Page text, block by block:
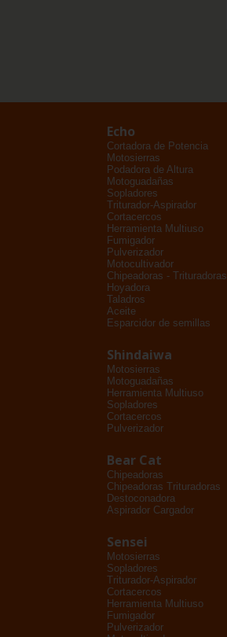
Echo
Cortadora de Potencia
Motosierras
Podadora de Altura
Motoguadañas
Sopladores
Triturador-Aspirador
Cortacercos
Herramienta Multiuso
Fumigador
Pulverizador
Motocultivador
Chipeadoras - Trituradoras
Hoyadora
Taladros
Aceite
Esparcidor de semillas
Shindaiwa
Motosierras
Motoguadañas
Herramienta Multiuso
Sopladores
Cortacercos
Pulverizador
Bear Cat
Chipeadoras
Chipeadoras Trituradoras
Destoconadora
Aspirador Cargador
Sensei
Motosierras
Sopladores
Triturador-Aspirador
Cortacercos
Herramienta Multiuso
Fumigador
Pulverizador